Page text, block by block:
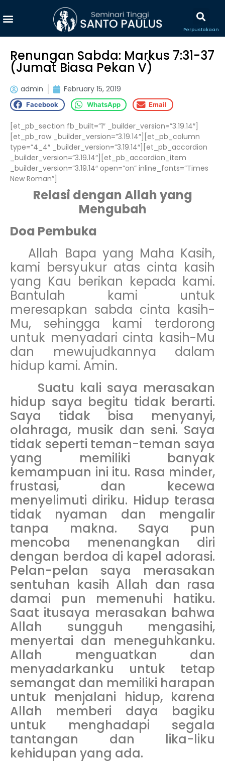
Perpustakaan
Renungan Sabda: Markus 7:31-37
(Jumat Biasa Pekan V)
admin February 15, 2019
Facebook WhatsApp Email
[et_pb_section fb_built=”1″ _builder_version=”3.19.14″]
[et_pb_row _builder_version=”3.19.14″][et_pb_column
type=”4_4″ _builder_version=”3.19.14″][et_pb_accordion
_builder_version=”3.19.14″][et_pb_accordion_item
_builder_version=”3.19.14″ open=”on” inline_fonts=”Times
New Roman”]
Relasi dengan Allah yang
Mengubah
Doa Pembuka
Allah Bapa yang Maha Kasih,
kami bersyukur atas cinta kasih
yang Kau berikan kepada kami.
Bantulah kami untuk
meresapkan sabda cinta kasih-
Mu, sehingga kami terdorong
untuk menyadari cinta kasih-Mu
dan mewujudkannya dalam
hidup kami. Amin.
Suatu kali saya merasakan
hidup saya begitu tidak berarti.
Saya tidak bisa menyanyi,
olahraga, musik dan seni. Saya
tidak seperti teman-teman saya
yang memiliki banyak
kemampuan ini itu. Rasa minder,
frustasi, dan kecewa
menyelimuti diriku. Hidup terasa
tidak nyaman dan mengalir
tanpa makna. Saya pun
mencoba menenangkan diri
dengan berdoa di kapel adorasi.
Pelan-pelan saya merasakan
sentuhan kasih Allah dan rasa
damai pun memenuhi hatiku.
Saat itusaya merasakan bahwa
Allah sungguh mengasihi,
menyertai dan meneguhkanku.
Allah menguatkan dan
menyadarkanku untuk tetap
semangat dan memiliki harapan
untuk menjalani hidup, karena
Allah memberi daya bagiku
untuk menghadapi segala
tantangan dan lika-liku
kehidupan yang ada.